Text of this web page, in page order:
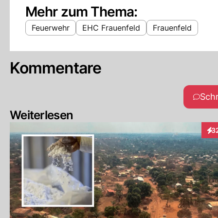
Mehr zum Thema:
Feuerwehr EHC Frauenfeld Frauenfeld
Kommentare
Weiterlesen